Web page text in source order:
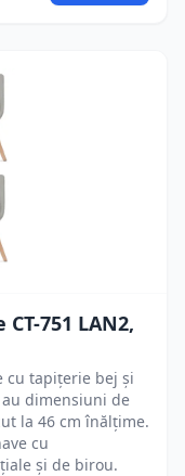
751 LAN2,
cu tapițerie bej și
dimensiuni de
la 46 cm înălțime.
cu
și de birou.